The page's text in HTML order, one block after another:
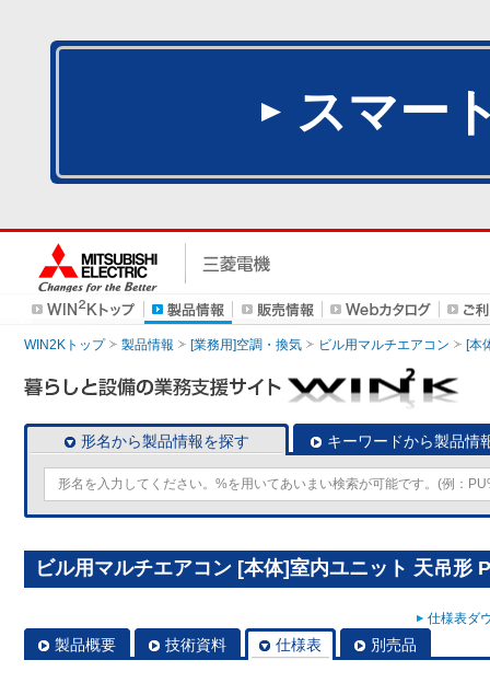
スマー
WIN2Kトップ 製品情報 [業務用]空調・換気 ビル用マルチエアコン [本
形名から製品情報を探す キーワードから製品情
ビル用マルチエアコン [本体]室内ユニット 天吊形
仕様表ダ
製品概要 技術資料 仕様表 別売品